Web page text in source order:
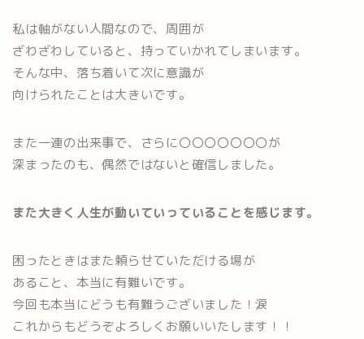
私は軸がない人間なので、周囲が
ざわざわしていると、持っていかれてしまいます。
そんな中、落ち着いて次に意識が
向けられたことは大きいです。
また一連の出来事で、さらに〇〇〇〇〇〇〇が
深まったのも、偶然ではないと確信しました。
また大きく人生が動いていっていることを感じます。
困ったときはまた頼らせていただける場が
あること、本当に有難いです。
今回も本当にどうも有難うございました！涙
これからもどうぞよろしくお願いいたします！！